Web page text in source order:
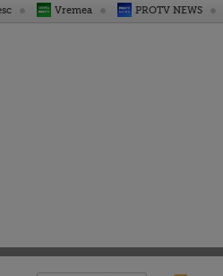
Vremea PROTV NEWS